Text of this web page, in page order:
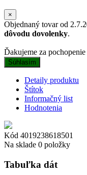
×
Objednaný tovar od
dôvodu dovolenky.
Ďakujeme za pochopenie
Súhlasím
Detaily produktu
Štítok
Informačný list
Hodnotenia
Kód 4019238618501
Na sklade 0 položky
Tabuľka dát